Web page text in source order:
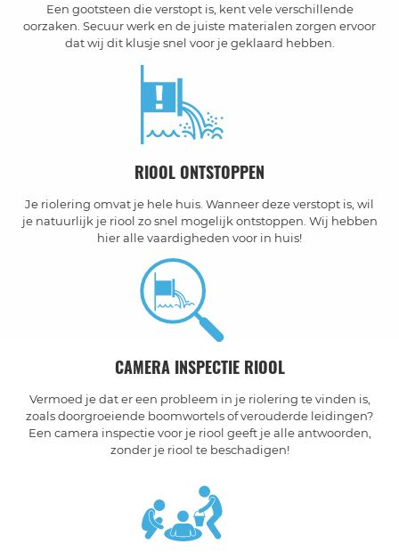
Een gootsteen die verstopt is, kent vele verschillende
oorzaken. Secuur werk en de juiste materialen zorgen ervoor
dat wij dit klusje snel voor je geklaard hebben.
RIOOL ONTSTOPPEN
Je riolering omvat je hele huis. Wanneer deze verstopt is, wil
je natuurlijk je riool zo snel mogelijk ontstoppen. Wij hebben
hier alle vaardigheden voor in huis!
CAMERA INSPECTIE RIOOL
Vermoed je dat er een probleem in je riolering te vinden is,
zoals doorgroeiende boomwortels of verouderde leidingen?
Een camera inspectie voor je riool geeft je alle antwoorden,
zonder je riool te beschadigen!